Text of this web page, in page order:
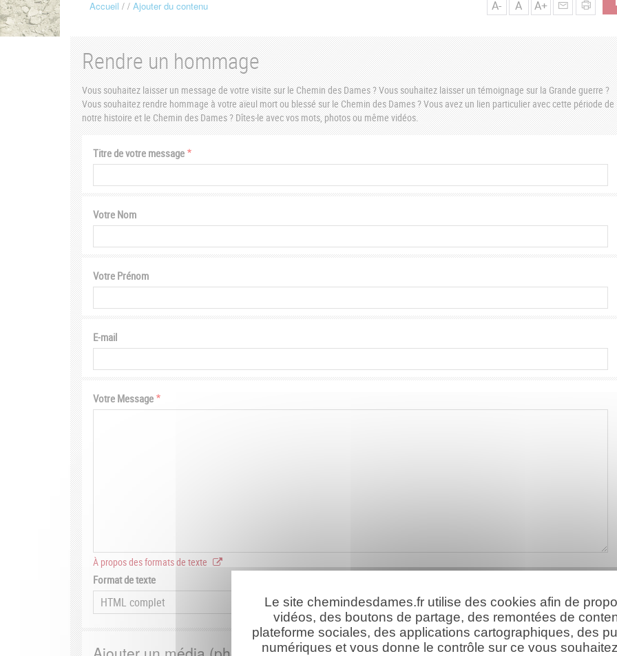
Fil
d'Ariane
Accueil Ajouter du contenu A- A A+
Rendre un hommage
Vous souhaitez laisser un message de votre visite sur le Chemin des Dames ? Vous souhaitez laisser un témoignage sur la Grande guerre ?
Vous souhaitez rendre hommage à votre aïeul mort ou blessé sur le Chemin des Dames ? Vous avez un lien particulier avec cette période de
notre histoire et le Chemin des Dames ? Dîtes-le avec vos mots, photos ou même vidéos.
Titre de votre message
Votre Nom
Votre Prénom
E-mail
Votre Message
À propos des formats de texte
Format de texte
Le site chemindesdames.fr utilise des cookies afin de
vidéos, des boutons de partage, des remontées de
plateforme sociales, des applications cartographiques, des
numériques et vous donne le contrôle sur ce vous